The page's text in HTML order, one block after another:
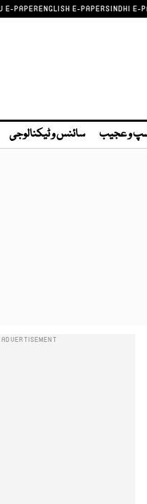
E-PAPERENGLISH E-PAPERSINDHI E-
و عجیب سائنس و ٹیکنالوجی